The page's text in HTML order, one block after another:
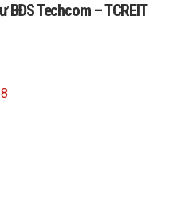
BĐS Techcom – TCREIT